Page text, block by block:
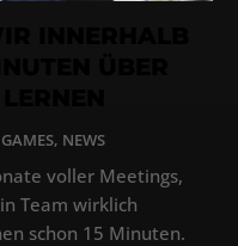
, NEWS
voller Meetings,
Team wirklich
schon 15 Minuten.